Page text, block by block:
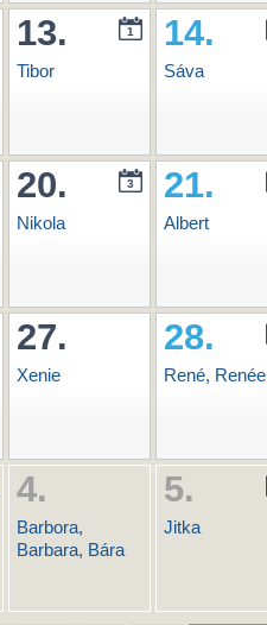
1
13.
Tibor
14.
Sáva
3
20.
Nikola
21.
Albert
27.
Xenie
28.
René, Renée
4.
Barbora,
Barbara, Bára
5.
Jitka